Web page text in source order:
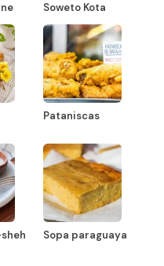
Soweto Kota
Pataniscas
Sopa paraguaya